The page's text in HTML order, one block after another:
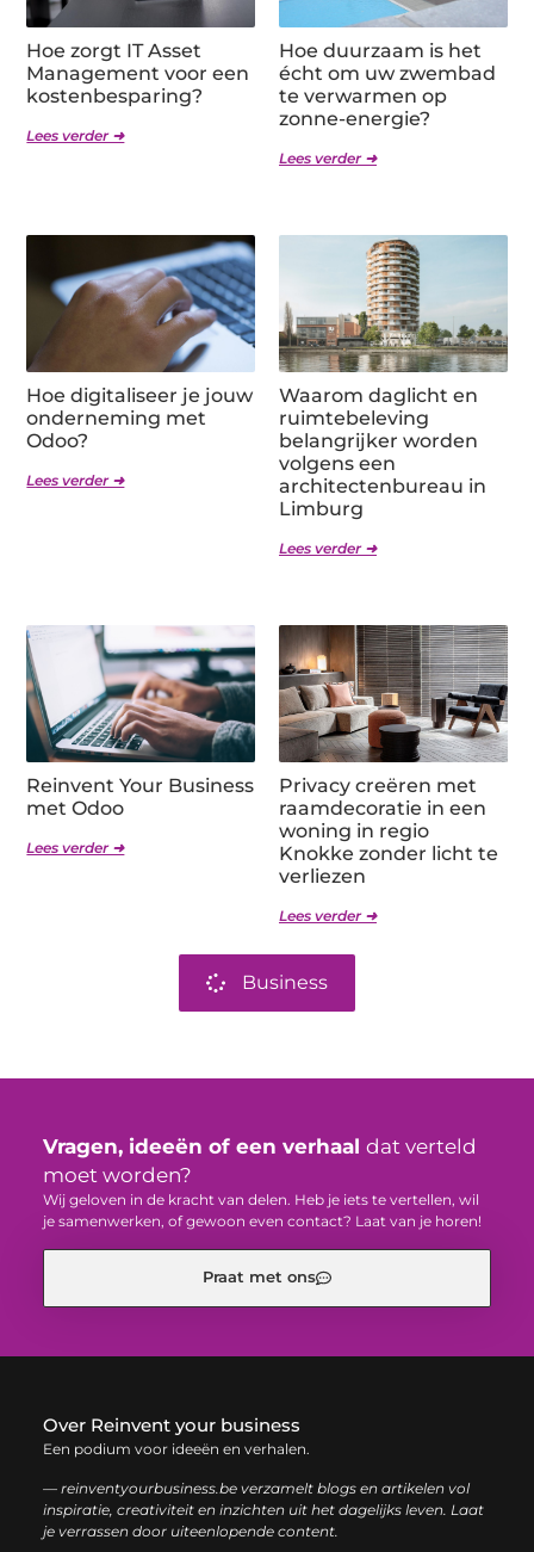
Hoe zorgt IT Asset
Management voor een
kostenbesparing?
Lees verder ➜
Hoe duurzaam is het
écht om uw zwembad
te verwarmen op
zonne-energie?
Lees verder ➜
Hoe digitaliseer je jouw
onderneming met
Odoo?
Lees verder ➜
Waarom daglicht en
ruimtebeleving
belangrijker worden
volgens een
architectenbureau in
Limburg
Lees verder ➜
Reinvent Your Business
met Odoo
Lees verder ➜
Privacy creëren met
raamdecoratie in een
woning in regio
Knokke zonder licht te
verliezen
Lees verder ➜
Business
Vragen, ideeën of een verhaal dat verteld
moet worden?
Wij geloven in de kracht van delen. Heb je iets te vertellen, wil
je samenwerken, of gewoon even contact? Laat van je horen!
Praat met ons
Over Reinvent your business
Een podium voor ideeën en verhalen.
— reinventyourbusiness.be verzamelt blogs en artikelen vol
inspiratie, creativiteit en inzichten uit het dagelijks leven. Laat
je verrassen door uiteenlopende content.